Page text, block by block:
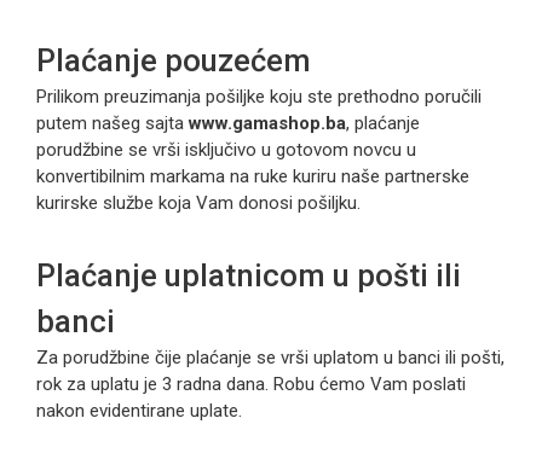
Plaćanje pouzećem
Prilikom preuzimanja pošiljke koju ste prethodno poručili
putem našeg sajtawww.gamashop.ba, plaćanje
porudžbine se vrši isključivo u gotovom novcu u
konvertibilnim markama na ruke kuriru naše partnerske
kurirske službe koja Vam donosi pošiljku.
Plaćanje uplatnicom u pošti ili
banci
Za porudžbine čije plaćanje se vrši uplatom u banci ili pošti,
rok za uplatu je 3 radna dana. Robu ćemo Vam poslati
nakon evidentirane uplate.